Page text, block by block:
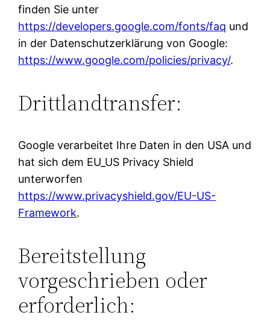
finden Sie unter
https://developers.google.com/fonts/faq und
in der Datenschutzerklärung von Google:
https://www.google.com/policies/privacy/.
Drittlandtransfer:
Google verarbeitet Ihre Daten in den USA und
hat sich dem EU_US Privacy Shield
unterworfen
https://www.privacyshield.gov/EU-US-
Framework.
Bereitstellung
vorgeschrieben oder
erforderlich: